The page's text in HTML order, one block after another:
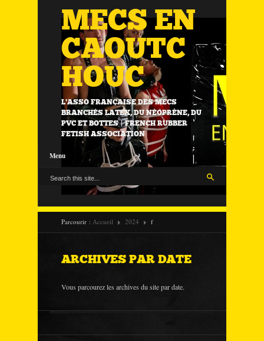
MECS EN
CAOUTC
HOUC
L'ASSO FRANÇAISE DES MECS
BRANCHÉS LATEX, DU NÉOPRÈNE, DU
PVC ET BOTTES | FRENCH RUBBER
FETISH ASSOCIATION
Menu
Parcourir : Accueil 2024 f
ARCHIVES PAR DATE
Vous parcourez les archives du site par date.